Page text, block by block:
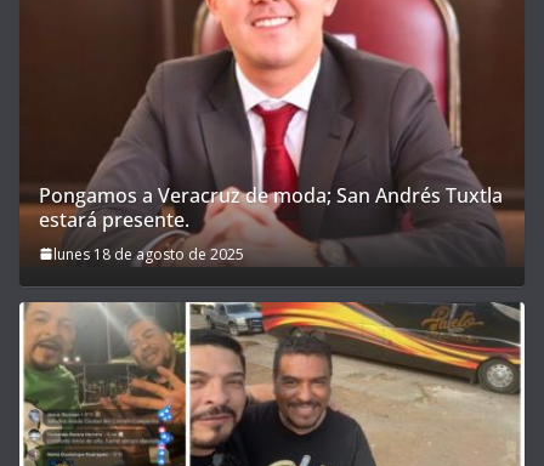
Pongamos a Veracruz de moda; San Andrés Tuxtla
estará presente.
lunes 18 de agosto de 2025